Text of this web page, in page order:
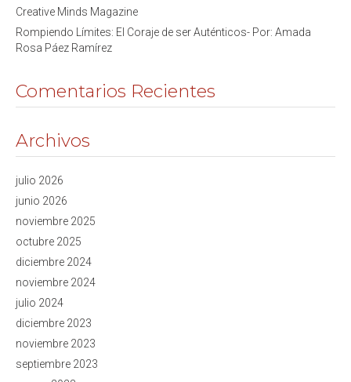
Creative Minds Magazine
Rompiendo Límites: El Coraje de ser Auténticos- Por: Amada
Rosa Páez Ramírez
Comentarios Recientes
Archivos
julio 2026
junio 2026
noviembre 2025
octubre 2025
diciembre 2024
noviembre 2024
julio 2024
diciembre 2023
noviembre 2023
septiembre 2023